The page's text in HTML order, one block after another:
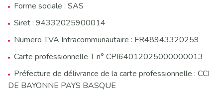
Forme sociale : SAS
Siret : 94332025900014
Numero TVA Intracommunautaire : FR48943320259
Carte professionnelle T n° CPI64012025000000013
Préfecture de délivrance de la carte professionnelle : CCI
DE BAYONNE PAYS BASQUE